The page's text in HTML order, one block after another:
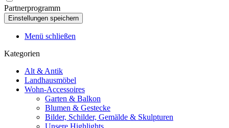
Partnerprogramm
Menü schließen
Kategorien
Alt & Antik
Landhausmöbel
Wohn-Accessoires
Garten & Balkon
Blumen & Gestecke
Bilder, Schilder, Gemälde & Skulpturen
Unsere Highlights